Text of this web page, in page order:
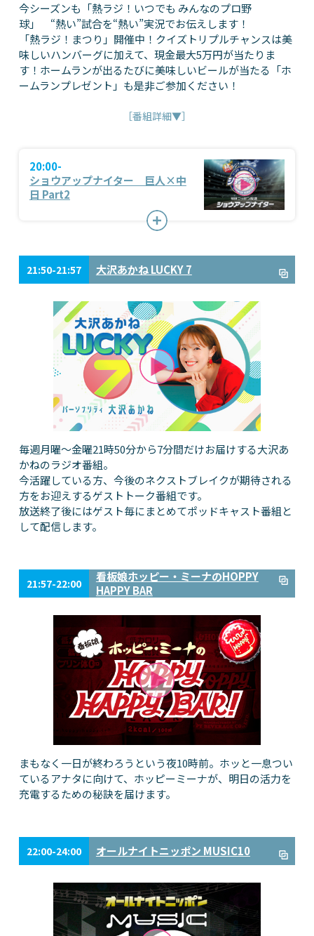
今シーズンも「熱ラジ！いつでも みんなのプロ野
球」 “熱い”試合を“熱い”実況でお伝えします！
「熱ラジ！まつり」開催中！クイズトリプルチャンスは美
味しいハンバーグに加えて、現金最大5万円が当たりま
す！ホームランが出るたびに美味しいビールが当たる「ホ
ームランプレゼント」も是非ご参加ください！
［番組詳細▼］
20:00-
ショウアップナイター 巨人×中
日 Part2
21:50-21:57 大沢あかね LUCKY 7
毎週月曜～金曜21時50分から7分間だけお届けする大沢あ
かねのラジオ番組。
今活躍している方、今後のネクストブレイクが期待される
方をお迎えするゲストトーク番組です。
放送終了後にはゲスト毎にまとめてポッドキャスト番組と
して配信します。
21:57-22:00
看板娘ホッピー・ミーナのHOPPY
HAPPY BAR
まもなく一日が終わろうという夜10時前。ホッと一息つい
ているアナタに向けて、ホッピーミーナが、明日の活力を
充電するための秘訣を届けます。
22:00-24:00 オールナイトニッポン MUSIC10